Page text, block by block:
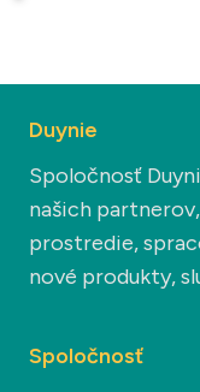
Duynie
Spoločnosť
našich
prostredie,
nové produkty,
Spoločnosť